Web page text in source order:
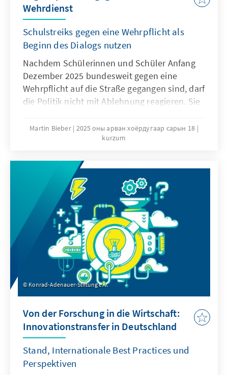
Wehrdienst
Schulstreiks gegen eine Wehrpflicht als
Beginn des Dialogs nutzen
Nachdem Schülerinnen und Schüler Anfang
Dezember 2025 bundesweit gegen eine
Wehrpflicht auf die Straße gegangen sind, darf
die Politik nicht mit Ablehnung reagieren. Sie
jungen Generation offen begegnen. Nur wenn
die Jugend einbezogen wird, werden
Wehrdienstmodernisierungsgesetz oder ein
potenzieller Gesellschaftsdienst Akzeptanz
finden können.
Martin Bieber 2025 оны арван хоёрдугаар сарын 18
kurzum
Konrad-Adenauer-Stiftung e. V.
Von der Forschung in die Wirtschaft:
Innovationstransfer in Deutschland
Stand, Internationale Best Practices und
Perspektiven